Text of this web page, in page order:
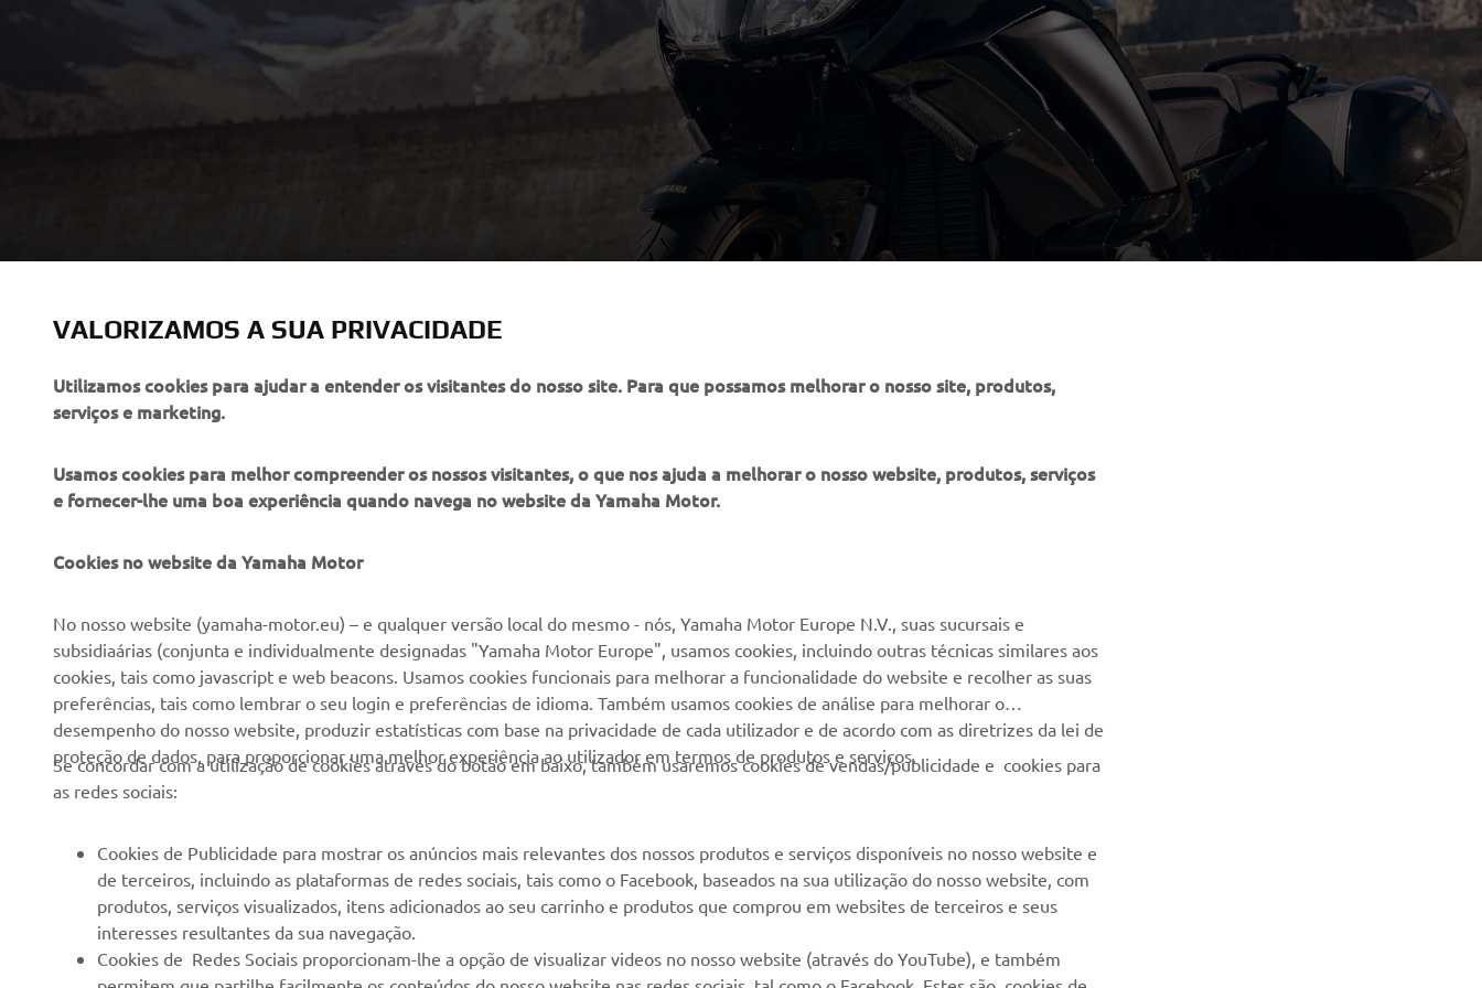
EMPRESA
Notícias
Imprensa
Catálogos
Trabalhar na Yamaha
Eventos
Política de Direitos
Humanos
Política Básica de
Sustentabilidade
PARA EMPRESAS
NEO's Delivery
Sistemas eBike
Campos de golfe
Socorristas
Unidade de Negócios de
Robótica
Parcerias
Informação Técnica para
Agentes
Yamaha Music
Yamaha Racing
Yamaha Motor Global
Aplicações móveis
Serviço de Apoio ao
Cliente
Livro de reclamações
Catálogo de peças
Gestão de resíduos,
baterias e VFV
novos lançamentos e muito mais
processamos os seus dados pessoais:
VALORIZAMOS A SUA PRIVACIDADE
Utilizamos cookies para ajudar a entender os visitantes do nosso site. Para que possamos melhorar o nosso site, produtos,
serviços e marketing.
Usamos cookies para melhor compreender os nossos visitantes, o que nos ajuda a melhorar o nosso website, produtos, serviços
e fornecer-lhe uma boa experiência quando navega no website da Yamaha Motor.
Cookies no website da Yamaha Motor
No nosso website (yamaha-motor.eu) – e qualquer versão local do mesmo - nós, Yamaha Motor Europe N.V., suas sucursais e
subsidiaárias (conjunta e individualmente designadas "Yamaha Motor Europe", usamos cookies, incluindo outras técnicas similares aos
cookies, tais como javascript e web beacons. Usamos cookies funcionais para melhorar a funcionalidade do website e recolher as suas
preferências, tais como lembrar o seu login e preferências de idioma. Também usamos cookies de análise para melhorar o
desempenho do nosso website, produzir estatísticas com base na privacidade de cada utilizador e de acordo com as diretrizes da lei de
proteção de dados, para proporcionar uma melhor experiência ao utilizador em termos de produtos e serviços.
Se concordar com a utilização de cookies através do botão em baixo, também usaremos cookies de vendas/publicidade e cookies para
as redes sociais:
Cookies de Publicidade para mostrar os anúncios mais relevantes dos nossos produtos e serviços disponíveis no nosso website e
de terceiros, incluindo as plataformas de redes sociais, tais como o Facebook, baseados na sua utilização do nosso website, com
produtos, serviços visualizados, itens adicionados ao seu carrinho e produtos que comprou em websites de terceiros e seus
interesses resultantes da sua navegação.
Cookies de Redes Sociais proporcionam-lhe a opção de visualizar videos no nosso website (através do YouTube), e também